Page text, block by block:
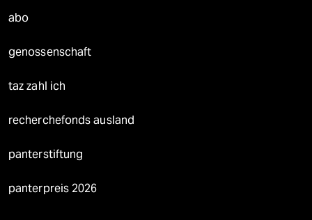
abo
genossenschaft
taz zahl ich
recherchefonds ausland
panterstiftung
panterpreis 2026